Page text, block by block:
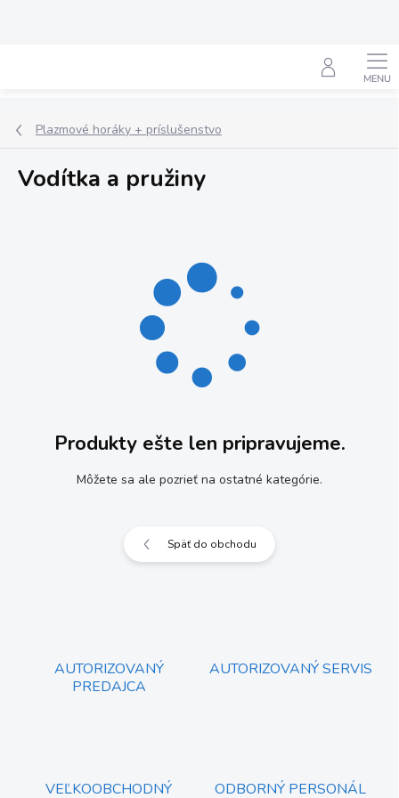
Hľadať
Plazmové horáky + príslušenstvo
Vodítka a pružiny
Produkty ešte len pripravujeme.
Môžete sa ale pozrieť na ostatné kategórie.
Späť do obchodu
AUTORIZOVANÝ
PREDAJCA
AUTORIZOVANÝ SERVIS
VEĽKOOBCHODNÝ
ODBORNÝ PERSONÁL